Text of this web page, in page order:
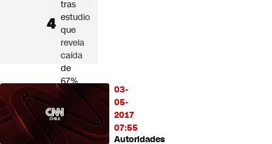
03-
05-
2017
07:55
Autoridades
tras
estudio
que
revela
caída
de
67%
en
velocidad
vehicular
Una